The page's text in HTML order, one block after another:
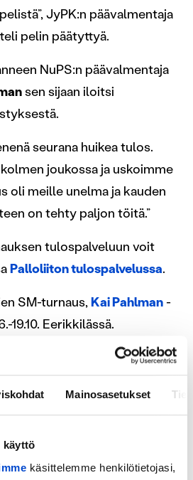
Mainosasetukset
käyttö
käsittelemme henkilötietojasi,
JyPK:n päävalmentaja
pelin päätyttyä.
NuPS:n päävalmentaja
sen sijaan iloitsi
seurana huikea tulos.
joukossa ja uskoimme
oli meille unelma ja kauden
on tehty paljon töitä.”
tulospalveluun voit
Palloliiton tulospalvelussa.
SM-turnaus,Kai Pahlman -
19.10. Eerikkilässä.
liittyviä